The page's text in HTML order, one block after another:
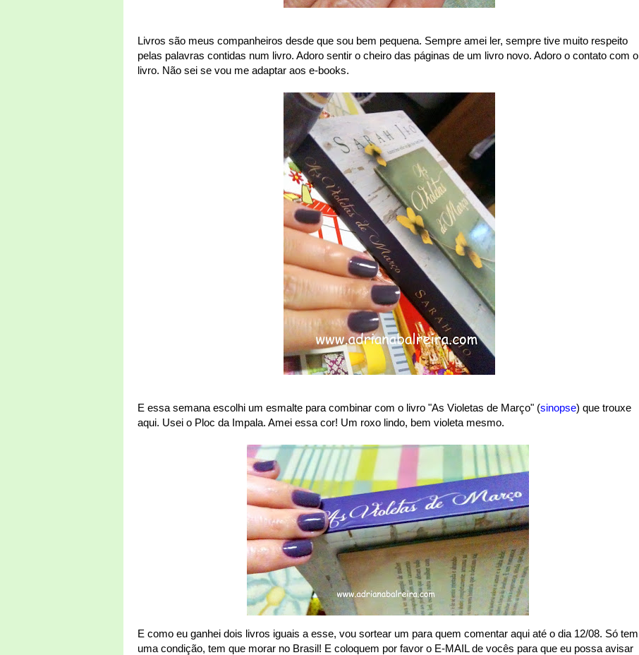
Livros são meus companheiros desde que sou bem pequena. Sempre amei ler, sempre tive muito respeito
pelas palavras contidas num livro. Adoro sentir o cheiro das páginas de um livro novo. Adoro o contato com o
livro. Não sei se vou me adaptar aos e-books.
E essa semana escolhi um esmalte para combinar com o livro "As Violetas de Março" (sinopse) que trouxe
aqui. Usei o Ploc da Impala. Amei essa cor! Um roxo lindo, bem violeta mesmo.
E como eu ganhei dois livros iguais a esse, vou sortear um para quem comentar aqui até o dia 12/08. Só tem
uma condição, tem que morar no Brasil! E coloquem por favor o E-MAIL de vocês para que eu possa avisar